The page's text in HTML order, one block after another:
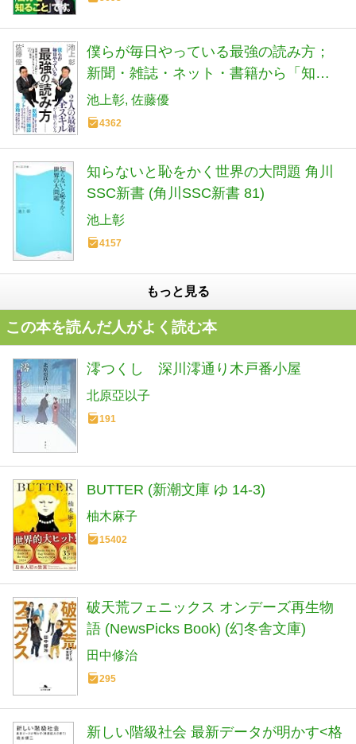
僕らが毎日やっている最強の読み方；
新聞・雑誌・ネット・書籍から「知識
と教養」を身につける70の極意
池上彰 佐藤優
4362
知らないと恥をかく世界の大問題 角川
SSC新書 (角川SSC新書 81)
池上彰
4157
もっと見る
この本を読んだ人がよく読む本
澪つくし 深川澪通り木戸番小屋
北原亞以子
191
BUTTER (新潮文庫 ゆ 14-3)
柚木麻子
15402
破天荒フェニックス オンデーズ再生物
語 (NewsPicks Book) (幻冬舎文庫)
田中修治
295
新しい階級社会 最新データが明かす<格